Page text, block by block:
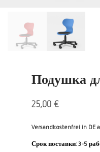
Подушка
25,00 €
Versandkostenfrei in DE
Срок поставки:3-5